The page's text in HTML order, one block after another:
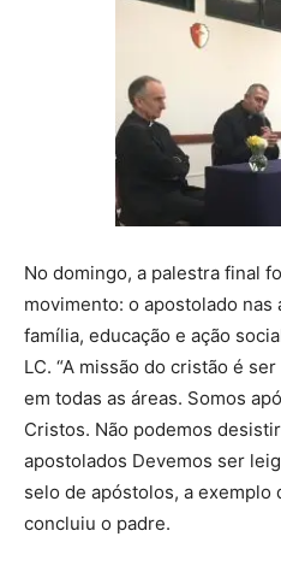
No domingo, a palestra final
movimento: o apostolado nas
família, educação e ação
LC. “A missão do cristão é
em todas as áreas. Somos
Cristos. Não podemos
apostolados Devemos ser
selo de apóstolos, a exemplo
concluiu o padre.